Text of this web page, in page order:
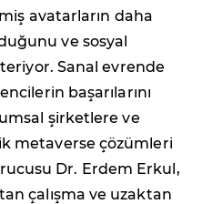
avatarların daha
ve sosyal
Sanal evrende
başarılarını
şirketlere ve
metaverse çözümleri
Dr. Erdem Erkul,
çalışma ve uzaktan